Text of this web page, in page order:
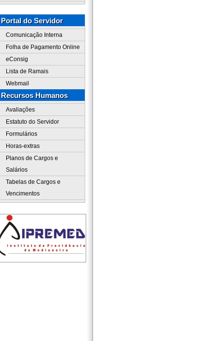
Portal do Servidor
Comunicação Interna
Folha de Pagamento Online
eConsig
Lista de Ramais
Webmail
Recursos Humanos
Avaliações
Estatuto do Servidor
Formulários
Horas-extras
Planos de Cargos e
Salários
Tabelas de Cargos e
Vencimentos